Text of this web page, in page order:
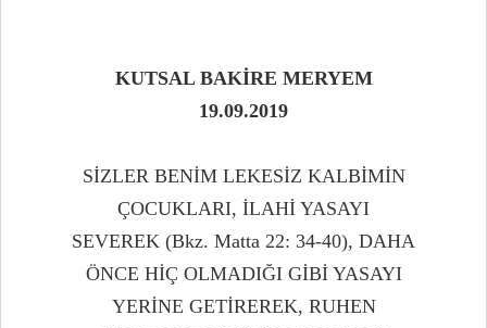
KUTSAL BAKİRE MERYEM
19.09.2019
SİZLER BENİM LEKESİZ KALBİMİN
ÇOCUKLARI, İLAHİ YASAYI
SEVEREK (Bkz. Matta 22: 34-40), DAHA
ÖNCE HİÇ OLMADIĞI GİBİ YASAYI
YERİNE GETİREREK, RUHEN